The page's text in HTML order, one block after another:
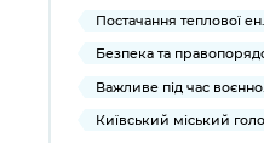
Безпека та